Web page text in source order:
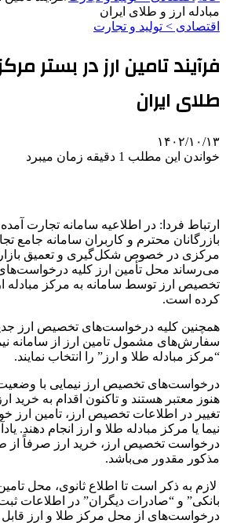
مبادله ارز و طلای ایران
اقتصادی > تولید و تجارت
فرآیند تامین ارز در بستر
طلای ایران
۱۴۰۲/۱۰/۱۳
خواندن این مطلب 1 دقیقه زمان میبرد
ارتباط فردا: در اطلاعیه سامانه تجارت
بازرگانان محترم و کاربران سامانه جامع
مرکزی در خصوص شکل‌گیری و تعمیق بازار
می‌رساند محل تأمین ارز کلیه
تخصیص ارز توسط سامانه به مرکز مبادله
کرده است.
همچنین کلیه درخواست‌های تخصیص ارز
سفارش‌های مشمول تامین ارز از سامانه
“مرکز مبادله طلا و ارز” را انتخاب نمایند.
درخواست‌های تخصیص ارز نیمایی با
هنوز معتبر هستند و تاکنون اقدام به خرید
تغییر در اطلاعات تخصیص ارز، تامین ارز
نیما یا مرکز مبادله طلا و ارز انجام دهند.
درخواست تخصیص ارز، خرید ارز صرفاً از
مذکور مقدور می‌باشد.
لازم به ذکر است تا اطلاع ثانوی، محل
بانکی” و “صادرات دیگران” در اطلاعات
درخواست‌های از محل مرکز طلا و ارز